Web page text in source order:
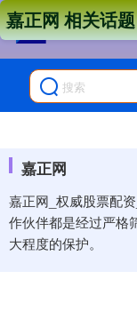
嘉正网
嘉正网_权威股票配
作伙伴都是经过严格
大程度的保护。
嘉正网 相关话题